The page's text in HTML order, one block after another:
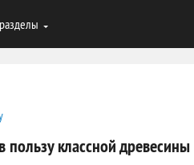
пользу классной древесины